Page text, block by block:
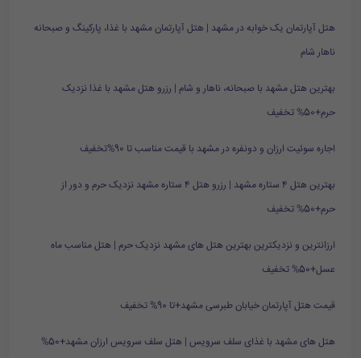
هتل آپارتمان یک خوابه در مشهد | هتل آپارتمان مشهد با غذا، پارکینگ و صبحانه
ناهار شام
بهترین هتل مشهد با صبحانه، ناهار و شام | رزرو هتل مشهد با غذا نزدیک
حرم+50% تخفیف
اجاره سوئیت ارزان و دونفره در مشهد با قیمت مناسب تا 90%تخفیف
بهترین هتل ۴ ستاره مشهد | رزرو هتل ۴ ستاره مشهد نزدیک حرم و دور از
حرم+50% تخفیف
ارزانترین و نزدیکترین بهترین هتل های مشهد نزدیک حرم | هتل مناسب ماه
عسل+50% تخفیف
قیمت هتل آپارتمان خیابان طبرسی مشهد+تا 90% تخفیف
هتل های مشهد با غذای سلف سرویس | هتل سلف سرویس ارزان مشهد+50%